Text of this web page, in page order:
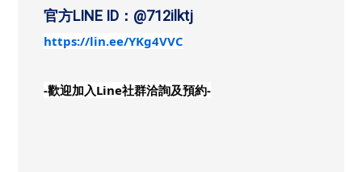
官方LINE ID：@712ilktj
https://lin.ee/YKg4VVC
-歡迎加入Line社群洽詢及預約-